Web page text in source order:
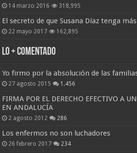
14 marzo 2016 318,995
El secreto de que Susana Díaz tenga
22 mayo 2017 162,895
Lo + Comentado
Yo firmo por la absolución de las
27 agosto 2015 1.456
FIRMA POR EL DERECHO EFECTIVO A
EN ANDALUCÍA
2 agosto 2012 286
Los enfermos no son luchadores
26 febrero 2017 234